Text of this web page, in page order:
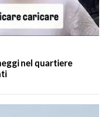
nel quartiere